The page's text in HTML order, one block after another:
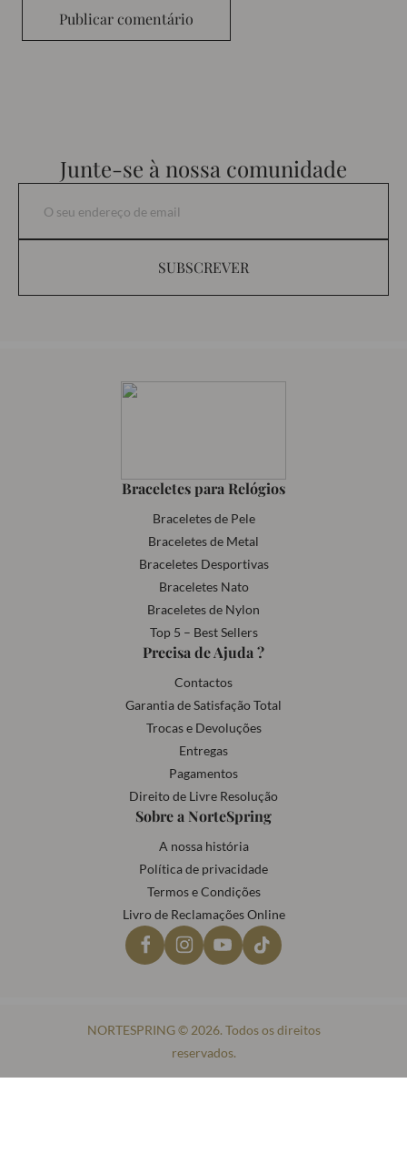
Publicar comentário
Junte-se à nossa comunidade
SUBSCREVER
Braceletes para Relógios
Braceletes de Pele
Braceletes de Metal
Braceletes Desportivas
Braceletes Nato
Braceletes de Nylon
Top 5 – Best Sellers
Precisa de Ajuda ?
Contactos
Garantia de Satisfação Total
Trocas e Devoluções
Entregas
Pagamentos
Direito de Livre Resolução
Sobre a NorteSpring
A nossa história
Política de privacidade
Termos e Condições
Livro de Reclamações Online
NORTESPRING © 2026. Todos os direitos
reservados.